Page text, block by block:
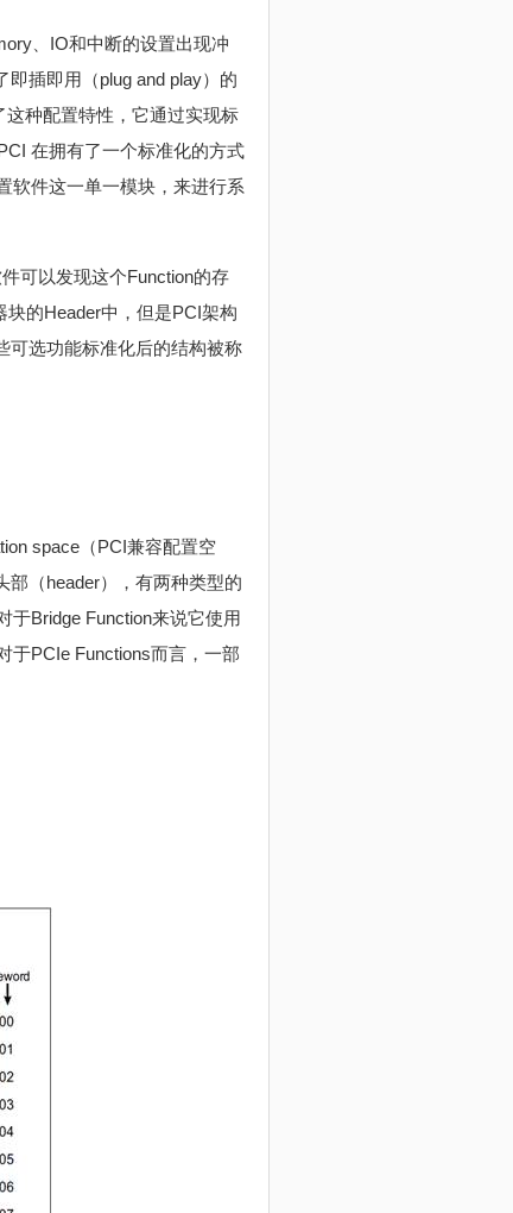
、IO和中断的设置出现冲
插即用（plug and play）的
种配置特性，它通过实现标
在拥有了一个标准化的方式
软件这一单一模块，来进行系
可以发现这个Function的存
的Header中，但是PCI架构
可选功能标准化后的结构被称
space（PCI兼容配置空
部（header），有两种类型的
于Bridge Function来说它使用
于PCIe Functions而言，一部